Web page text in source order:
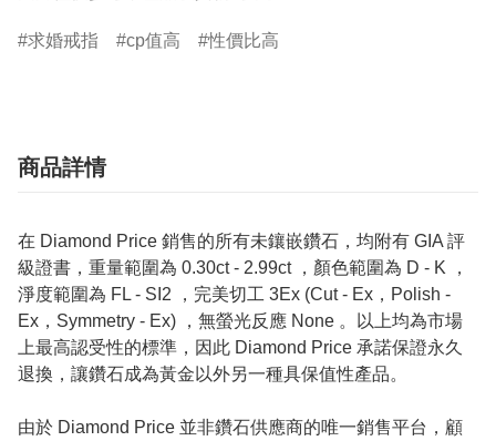
求婚戒指 cp值高 性價比高
商品詳情
在 Diamond Price 銷售的所有未鑲嵌鑽石，均附有 GIA 評
級證書，重量範圍為 0.30ct - 2.99ct ，顏色範圍為 D - K ，
淨度範圍為 FL - SI2 ，完美切工 3Ex (Cut - Ex，Polish -
Ex，Symmetry - Ex) ，無螢光反應 None 。以上均為市場
上最高認受性的標準，因此 Diamond Price 承諾保證永久
退換，讓鑽石成為黃金以外另一種具保值性產品。
由於 Diamond Price 並非鑽石供應商的唯一銷售平台，顧